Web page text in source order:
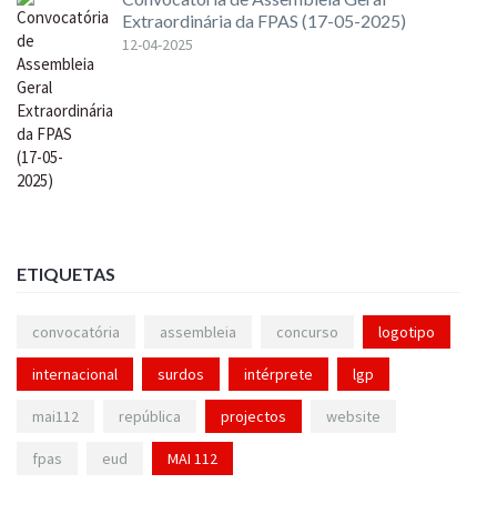
Extraordinária da FPAS (17-05-2025)
12-04-2025
ETIQUETAS
convocatória assembleia concurso logotipo
internacional surdos intérprete lgp
mai112 república projectos website
fpas eud MAI 112